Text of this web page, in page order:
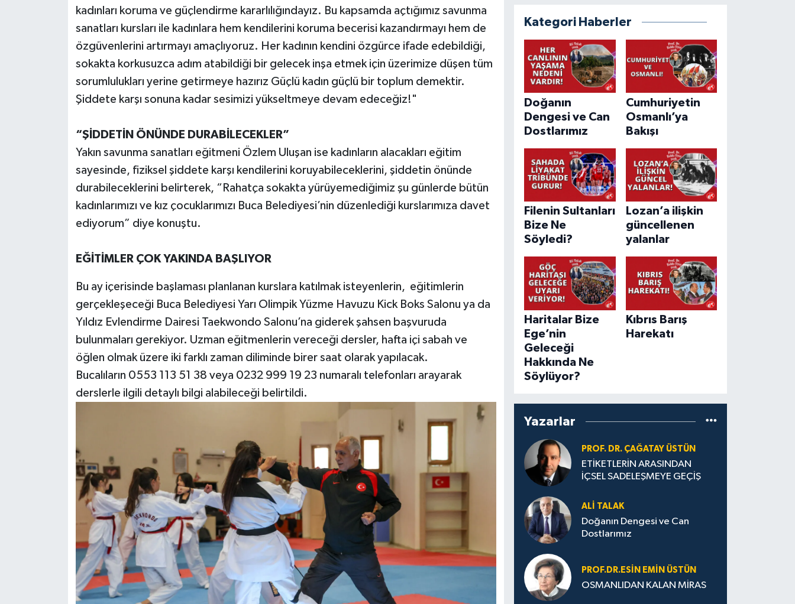
kadınları koruma ve güçlendirme kararlılığındayız. Bu kapsamda açtığımız savunma
sanatları kursları ile kadınlara hem kendilerini koruma becerisi kazandırmayı hem de
özgüvenlerini artırmayı amaçlıyoruz. Her kadının kendini özgürce ifade edebildiği,
sokakta korkusuzca adım atabildiği bir gelecek inşa etmek için üzerimize düşen tüm
sorumlulukları yerine getirmeye hazırız Güçlü kadın güçlü bir toplum demektir.
Şiddete karşı sonuna kadar sesimizi yükseltmeye devam edeceğiz!"
“ŞİDDETİN ÖNÜNDE DURABİLECEKLER”
Yakın savunma sanatları eğitmeni Özlem Uluşan ise kadınların alacakları eğitim
sayesinde, fiziksel şiddete karşı kendilerini koruyabileceklerini, şiddetin önünde
durabileceklerini belirterek, “Rahatça sokakta yürüyemediğimiz şu günlerde bütün
kadınlarımızı ve kız çocuklarımızı Buca Belediyesi’nin düzenlediği kurslarımıza davet
ediyorum” diye konuştu.
EĞİTİMLER ÇOK YAKINDA BAŞLIYOR
Bu ay içerisinde başlaması planlanan kurslara katılmak isteyenlerin, eğitimlerin
gerçekleşeceği Buca Belediyesi Yarı Olimpik Yüzme Havuzu Kick Boks Salonu ya da
Yıldız Evlendirme Dairesi Taekwondo Salonu’na giderek şahsen başvuruda
bulunmaları gerekiyor. Uzman eğitmenlerin vereceği dersler, hafta içi sabah ve
öğlen olmak üzere iki farklı zaman diliminde birer saat olarak yapılacak.
Bucalıların 0553 113 51 38 veya 0232 999 19 23 numaralı telefonları arayarak
derslerle ilgili detaylı bilgi alabileceği belirtildi.
Kategori Haberler
Doğanın
Dengesi ve Can
Dostlarımız
Cumhuriyetin
Osmanlı’ya
Bakışı
Filenin Sultanları
Bize Ne
Söyledi?
Lozan’a ilişkin
güncellenen
yalanlar
Haritalar Bize
Ege’nin
Geleceği
Hakkında Ne
Söylüyor?
Kıbrıs Barış
Harekatı
Yazarlar
PROF. DR. ÇAĞATAY ÜSTÜN
ETİKETLERİN ARASINDAN
İÇSEL SADELEŞMEYE GEÇİŞ
ALI TALAK
Doğanın Dengesi ve Can
Dostlarımız
PROF.DR.ESIN EMIN ÜSTÜN
OSMANLIDAN KALAN MİRAS